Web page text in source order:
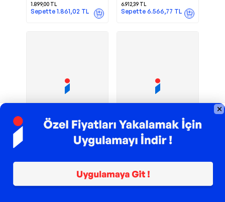
1.899,00 TL
Sepette 1.861,02 TL
6.912,39 TL
Sepette 6.566,77 TL
TROY ile 200 TL İndirim TROY ile 200 TL İndirim
Logitech
Hoparlör